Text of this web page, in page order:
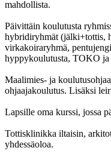
mahdollista.
Päivittäin koulutusta
hybridiryhmät (jälki+tottis,
virkakoiraryhmä,
hyppykoulutusta, TOKO
Maalimies- ja
ohjaajakoulutus. Lisäksi
Lapsille oma kurssi, jossa
Tottisklinikka iltaisin,
yhdessäoloa.